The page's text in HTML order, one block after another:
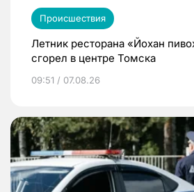
Происшествия
Летник ресторана «Йохан
сгорел в центре Томска
09:51 / 07.08.26